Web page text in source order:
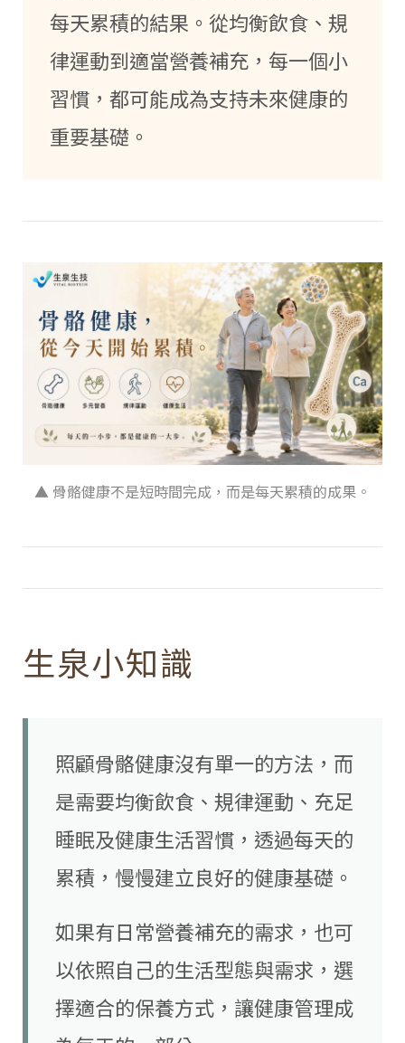
每天累積的結果。從均衡飲食、規
律運動到適當營養補充，每一個小
習慣，都可能成為支持未來健康的
重要基礎。
▲ 骨骼健康不是短時間完成，而是每天累積的成果。
生泉小知識
照顧骨骼健康沒有單一的方法，而
是需要均衡飲食、規律運動、充足
睡眠及健康生活習慣，透過每天的
累積，慢慢建立良好的健康基礎。
如果有日常營養補充的需求，也可
以依照自己的生活型態與需求，選
擇適合的保養方式，讓健康管理成